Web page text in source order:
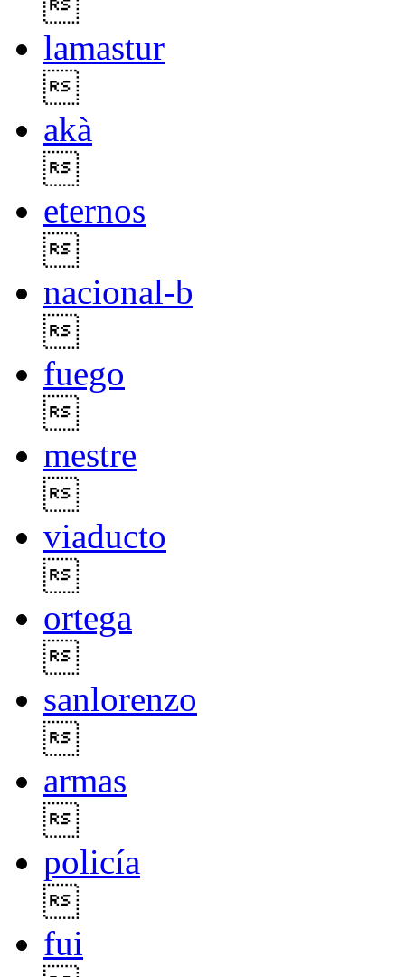
lamastur
akà
eternos
nacional-b
fuego
mestre
viaducto
ortega
sanlorenzo
armas
policía
fui